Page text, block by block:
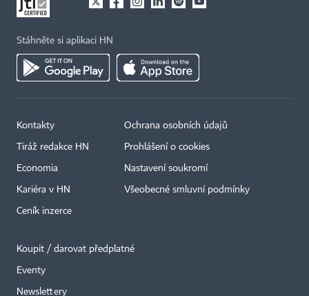
Stáhněte si aplikaci HN
Kontakty
Tiráž redakce HN
Economia
Kariéra v HN
Ceník inzerce
Ochrana osobních údajů
Prohlášení o cookies
Nastavení soukromí
Všeobecné smluvní podmínky
Koupit / darovat předplatné
Eventy
Newslettery